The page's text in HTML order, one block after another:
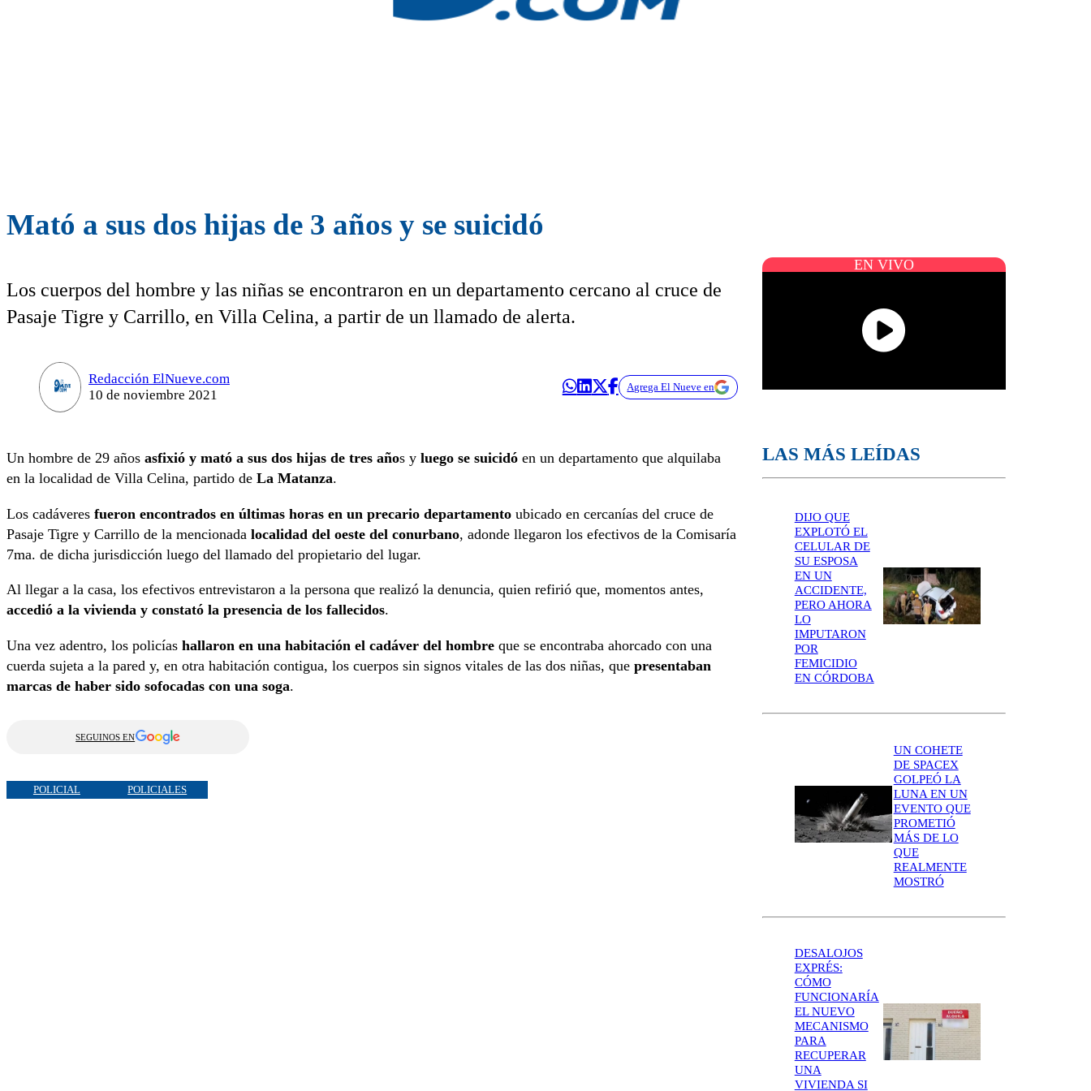
Mató a sus dos hijas de 3 años y se suicidó
Los cuerpos del hombre y las niñas se encontraron en un departamento cercano al cruce de
Pasaje Tigre y Carrillo, en Villa Celina, a partir de un llamado de alerta.
Redacción ElNueve.com
10 de noviembre 2021
Agrega El Nueve en
Un hombre de 29 años asfixió y mató a sus dos hijas de tres años y luego se suicidó en un departamento que alquilaba
en la localidad de Villa Celina, partido de La Matanza.
Los cadáveres fueron encontrados en últimas horas en un precario departamento ubicado en cercanías del cruce de
Pasaje Tigre y Carrillo de la mencionada localidad del oeste del conurbano, adonde llegaron los efectivos de la Comisaría
7ma. de dicha jurisdicción luego del llamado del propietario del lugar.
Al llegar a la casa, los efectivos entrevistaron a la persona que realizó la denuncia, quien refirió que, momentos antes,
accedió a la vivienda y constató la presencia de los fallecidos.
Una vez adentro, los policías hallaron en una habitación el cadáver del hombre que se encontraba ahorcado con una
cuerda sujeta a la pared y, en otra habitación contigua, los cuerpos sin signos vitales de las dos niñas, que presentaban
marcas de haber sido sofocadas con una soga.
SEGUINOS EN
POLICIAL POLICIALES
EN VIVO
LAS MÁS LEÍDAS
DIJO QUE
EXPLOTÓ EL
CELULAR DE
SU ESPOSA
EN UN
ACCIDENTE,
PERO AHORA
LO
IMPUTARON
POR
FEMICIDIO
EN CÓRDOBA
UN COHETE
DE SPACEX
GOLPEÓ LA
LUNA EN UN
EVENTO QUE
PROMETIÓ
MÁS DE LO
QUE
REALMENTE
MOSTRÓ
DESALOJOS
EXPRÉS:
CÓMO
FUNCIONARÍA
EL NUEVO
MECANISMO
PARA
RECUPERAR
UNA
VIVIENDA SI